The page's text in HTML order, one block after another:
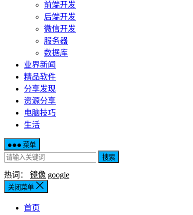
前端开发
后端开发
微信开发
服务器
数据库
业界新闻
精品软件
分享发现
资源分享
电脑技巧
生活
菜单
搜索
热词： 镜像 google
关闭菜单
首页